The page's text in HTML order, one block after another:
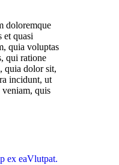
doloremque
et quasi
quia voluptas
qui ratione
quia dolor sit,
incidunt, ut
veniam, quis
ex eaVlutpat.